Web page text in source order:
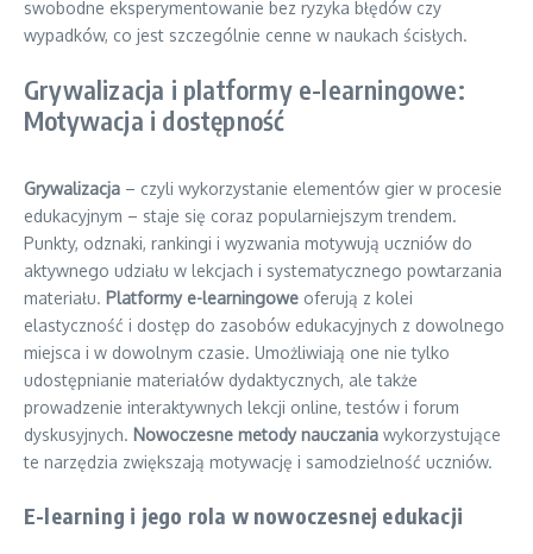
swobodne eksperymentowanie bez ryzyka błędów czy
wypadków, co jest szczególnie cenne w naukach ścisłych.
Grywalizacja i platformy e-learningowe:
Motywacja i dostępność
Grywalizacja – czyli wykorzystanie elementów gier w procesie
edukacyjnym – staje się coraz popularniejszym trendem.
Punkty, odznaki, rankingi i wyzwania motywują uczniów do
aktywnego udziału w lekcjach i systematycznego powtarzania
materiału. Platformy e-learningowe oferują z kolei
elastyczność i dostęp do zasobów edukacyjnych z dowolnego
miejsca i w dowolnym czasie. Umożliwiają one nie tylko
udostępnianie materiałów dydaktycznych, ale także
prowadzenie interaktywnych lekcji online, testów i forum
dyskusyjnych. Nowoczesne metody nauczania wykorzystujące
te narzędzia zwiększają motywację i samodzielność uczniów.
E-learning i jego rola w nowoczesnej edukacji